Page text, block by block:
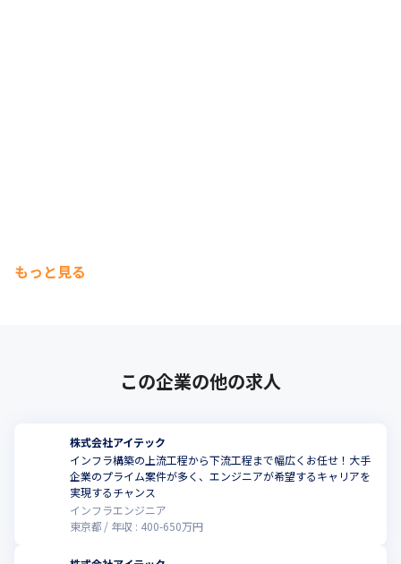
もっと見る
この企業の他の求人
株式会社アイテック
インフラ構築の上流工程から下流工程まで幅広くお任せ！大手
企業のプライム案件が多く、エンジニアが希望するキャリアを
実現するチャンス
インフラエンジニア
東京都
年収 : 400-650万円